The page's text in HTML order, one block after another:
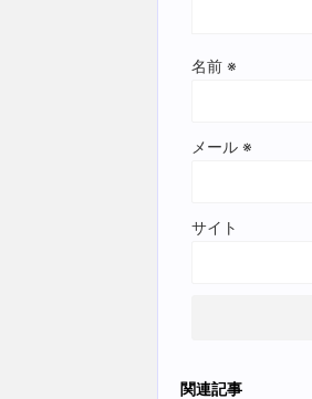
名前 ※
メール ※
サイト
関連記事